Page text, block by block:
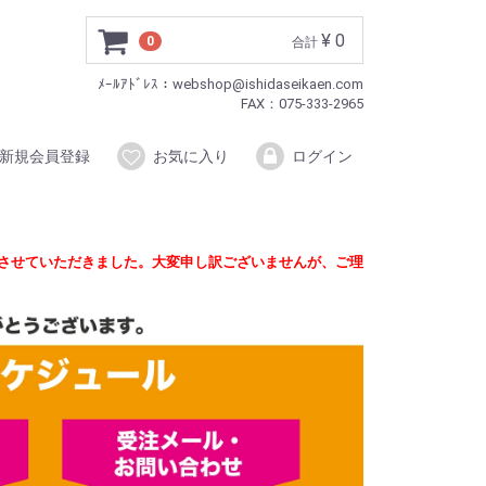
0 合計 ¥ 0
ﾒｰﾙｱﾄﾞﾚｽ：webshop@ishidaseikaen.com
FAX：075-333-2965
新規会員登録 お気に入り ログイン
ていただきました。大変申し訳ございませんが、ご理